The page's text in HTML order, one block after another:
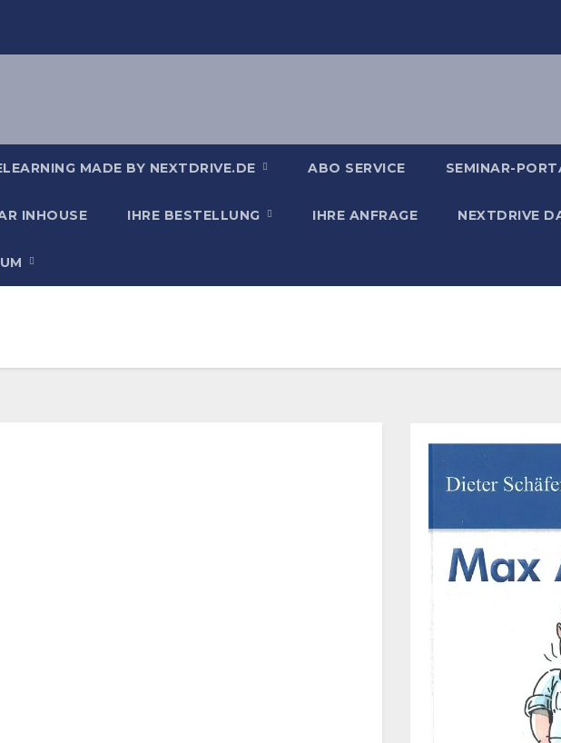
MADE BY NEXTDRIVE.DE ABO SERVICE SEMINAR-
INHOUSE IHRE BESTELLUNG IHRE ANFRAGE NEXTDRIVE